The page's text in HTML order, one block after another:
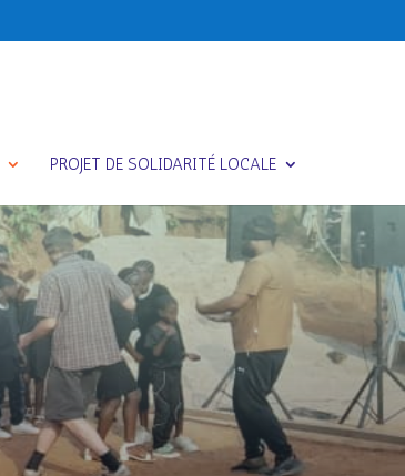
PROJET DE SOLIDARITÉ LOCALE